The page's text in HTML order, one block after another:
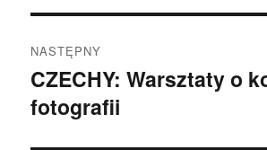
NASTĘPNY
Następny
wpis:
CZECHY: Warsztaty o
fotografii